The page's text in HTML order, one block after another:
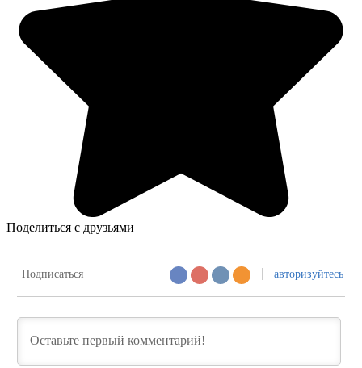
Поделиться с друзьями
Подписаться авторизуйтесь